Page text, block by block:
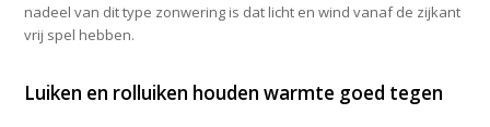
nadeel van dit type zonwering is dat licht en wind vanaf de zijkant
vrij spel hebben.
Luiken en rolluiken houden warmte goed tegen